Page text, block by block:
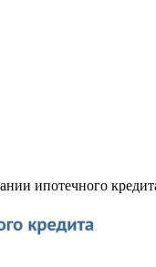
ипотечного